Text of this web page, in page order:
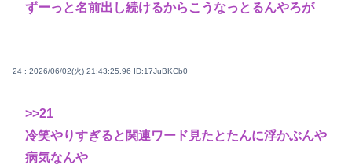
ずーっと名前出し続けるからこうなっとるんやろが
24 : 2026/06/02(火) 21:43:25.96 ID:17JuBKCb0
>>21
冷笑やりすぎると関連ワード見たとたんに浮かぶんや
病気なんや